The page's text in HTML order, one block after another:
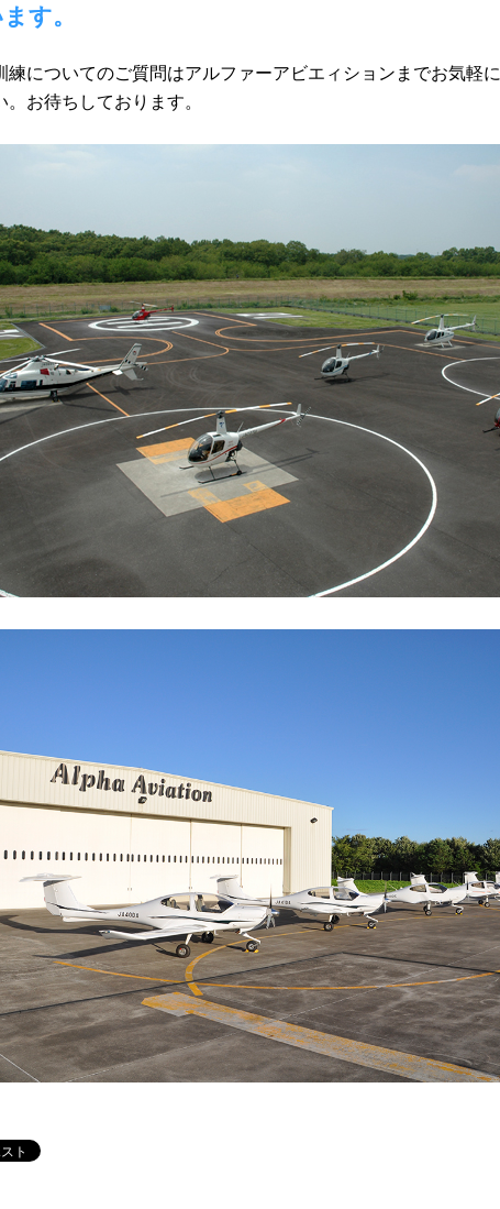
す。
練についてのご質問はアルファーアビエィションまでお気軽に
。お待ちしております。
しました！！’